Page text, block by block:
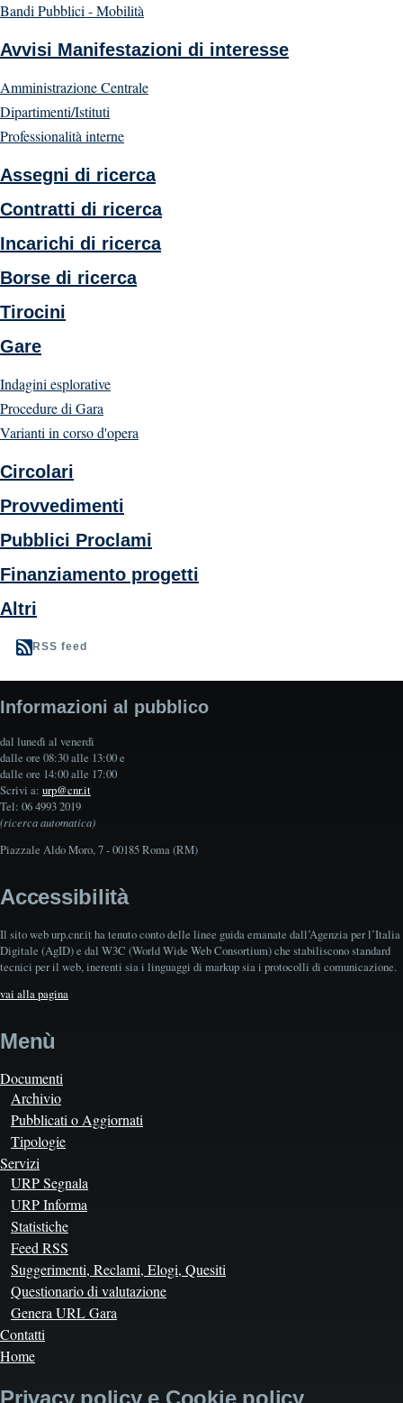
Bandi Pubblici - Mobilità
Avvisi Manifestazioni di interesse
Amministrazione Centrale
Dipartimenti/Istituti
Professionalità interne
Assegni di ricerca
Contratti di ricerca
Incarichi di ricerca
Borse di ricerca
Tirocini
Gare
Indagini esplorative
Procedure di Gara
Varianti in corso d'opera
Circolari
Provvedimenti
Pubblici Proclami
Finanziamento progetti
Altri
RSS feed
Informazioni al pubblico
dal lunedì al venerdì
dalle ore 08:30 alle 13:00 e
dalle ore 14:00 alle 17:00
Scrivi a: urp@cnr.it
Tel: 06 4993 2019
(ricerca automatica)
Piazzale Aldo Moro, 7 - 00185 Roma (RM)
Accessibilità
Il sito web urp.cnr.it ha tenuto conto delle linee guida emanate dall’Agenzia per l’Italia
Digitale (AgID) e dal W3C (World Wide Web Consortium) che stabiliscono standard
tecnici per il web, inerenti sia i linguaggi di markup sia i protocolli di comunicazione.
vai alla pagina
Menù
Documenti
Archivio
Pubblicati o Aggiornati
Tipologie
Servizi
URP Segnala
URP Informa
Statistiche
Feed RSS
Suggerimenti, Reclami, Elogi, Quesiti
Questionario di valutazione
Genera URL Gara
Contatti
Home
Privacy policy e Cookie policy